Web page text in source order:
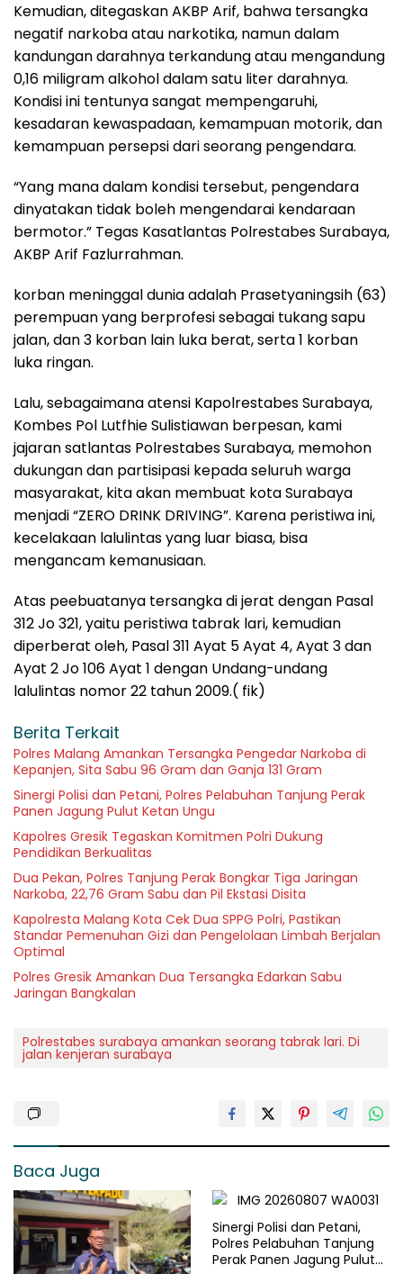
Kemudian, ditegaskan AKBP Arif, bahwa tersangka
negatif narkoba atau narkotika, namun dalam
kandungan darahnya terkandung atau mengandung
0,16 miligram alkohol dalam satu liter darahnya.
Kondisi ini tentunya sangat mempengaruhi,
kesadaran kewaspadaan, kemampuan motorik, dan
kemampuan persepsi dari seorang pengendara.
“Yang mana dalam kondisi tersebut, pengendara
dinyatakan tidak boleh mengendarai kendaraan
bermotor.” Tegas Kasatlantas Polrestabes Surabaya,
AKBP Arif Fazlurrahman.
korban meninggal dunia adalah Prasetyaningsih (63)
perempuan yang berprofesi sebagai tukang sapu
jalan, dan 3 korban lain luka berat, serta 1 korban
luka ringan.
Lalu, sebagaimana atensi Kapolrestabes Surabaya,
Kombes Pol Lutfhie Sulistiawan berpesan, kami
jajaran satlantas Polrestabes Surabaya, memohon
dukungan dan partisipasi kepada seluruh warga
masyarakat, kita akan membuat kota Surabaya
menjadi “ZERO DRINK DRIVING”. Karena peristiwa ini,
kecelakaan lalulintas yang luar biasa, bisa
mengancam kemanusiaan.
Atas peebuatanya tersangka di jerat dengan Pasal
312 Jo 321, yaitu peristiwa tabrak lari, kemudian
diperberat oleh, Pasal 311 Ayat 5 Ayat 4, Ayat 3 dan
Ayat 2 Jo 106 Ayat 1 dengan Undang-undang
lalulintas nomor 22 tahun 2009.( fik)
Berita Terkait
Polres Malang Amankan Tersangka Pengedar Narkoba di
Kepanjen, Sita Sabu 96 Gram dan Ganja 131 Gram
Sinergi Polisi dan Petani, Polres Pelabuhan Tanjung Perak
Panen Jagung Pulut Ketan Ungu
Kapolres Gresik Tegaskan Komitmen Polri Dukung
Pendidikan Berkualitas
Dua Pekan, Polres Tanjung Perak Bongkar Tiga Jaringan
Narkoba, 22,76 Gram Sabu dan Pil Ekstasi Disita
Kapolresta Malang Kota Cek Dua SPPG Polri, Pastikan
Standar Pemenuhan Gizi dan Pengelolaan Limbah Berjalan
Optimal
Polres Gresik Amankan Dua Tersangka Edarkan Sabu
Jaringan Bangkalan
Polrestabes surabaya amankan seorang tabrak lari. Di
jalan kenjeran surabaya
Baca Juga
Sinergi Polisi dan Petani,
Polres Pelabuhan Tanjung
Perak Panen Jagung Pulut